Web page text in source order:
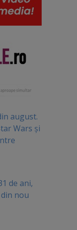
august.
Wars și
de ani,
nou